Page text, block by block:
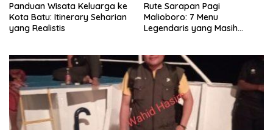
Panduan Wisata Keluarga ke
Kota Batu: Itinerary Seharian
yang Realistis
Rute Sarapan Pagi
Malioboro: 7 Menu
Legendaris yang Masih